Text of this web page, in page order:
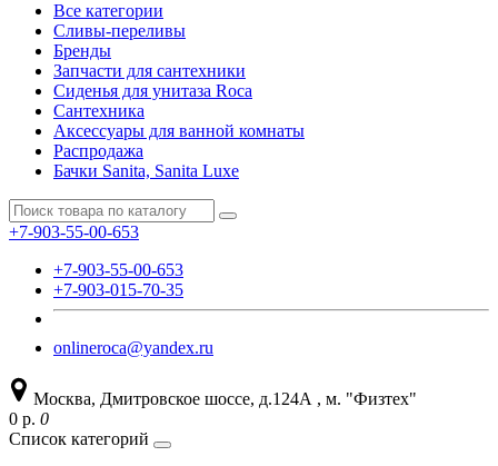
Все категории
Сливы-переливы
Бренды
Запчасти для сантехники
Сиденья для унитаза Roca
Сантехника
Аксессуары для ванной комнаты
Распродажа
Бачки Sanita, Sanita Luxe
+7-903-55-00-653
+7-903-55-00-653
+7-903-015-70-35
onlineroca@yandex.ru
Москва, Дмитровское шоссе, д.124А , м. "Физтех"
0 р. 0
Список категорий